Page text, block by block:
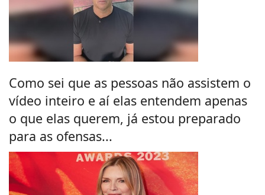
Como sei que as pessoas não assistem o
vídeo inteiro e aí elas entendem apenas
o que elas querem, já estou preparado
para as ofensas...